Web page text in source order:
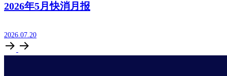
2026年5月快消月报
2026.07.20